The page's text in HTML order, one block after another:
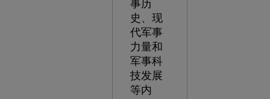
事历
史、现
代军事
力量和
军事科
技发展
等内